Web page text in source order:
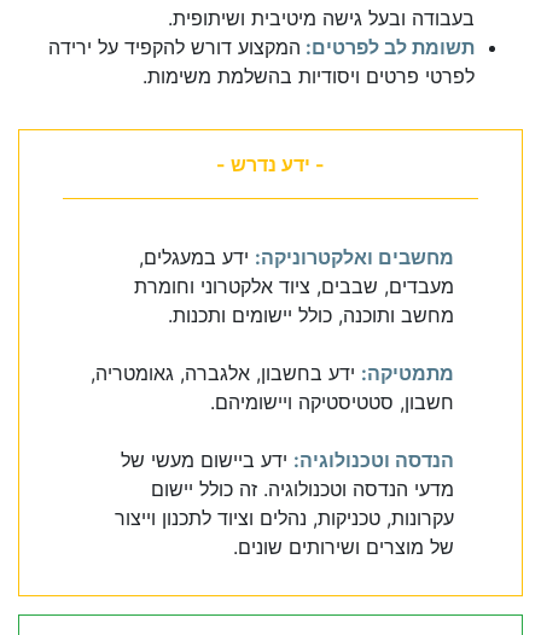
בעבודה ובעל גישה מיטיבית ושיתופית.
תשומת לב לפרטים: המקצוע דורש להקפיד על ירידה
לפרטי פרטים ויסודיות בהשלמת משימות.
- ידע נדרש -
מחשבים ואלקטרוניקה: ידע במעגלים,
מעבדים, שבבים, ציוד אלקטרוני וחומרת
מחשב ותוכנה, כולל יישומים ותכנות.
מתמטיקה: ידע בחשבון, אלגברה, גאומטריה,
חשבון, סטטיסטיקה ויישומיהם.
הנדסה וטכנולוגיה: ידע ביישום מעשי של
מדעי הנדסה וטכנולוגיה. זה כולל יישום
עקרונות, טכניקות, נהלים וציוד לתכנון וייצור
של מוצרים ושירותים שונים.